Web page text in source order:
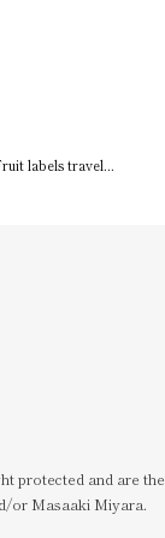
labels travel...
protected and are the
or Masaaki Miyara.